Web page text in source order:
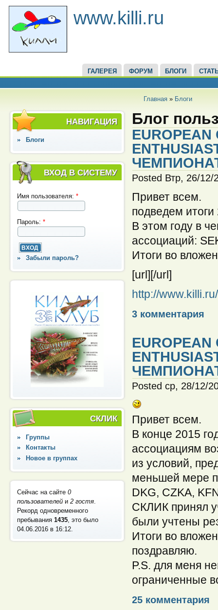
www.killi.ru
ГАЛЕРЕЯ ФОРУМ БЛОГИ
Главная» Блоги
НАВИГАЦИЯ
Блоги
ВХОД В СИСТЕМУ
Имя пользователя:*
Пароль:*
Забыли пароль?
СКЛИК
Группы
Контакты
Новое в группах
Сейчас на сайте0
пользователей и2 гостя
Рекорд одновременного
пребывания1435 , это было
04.06.2016 в 16:12
Блог
Posted Втр, 26/
Привет всем.
подведем итоги
В этом году в
ассоциаций:
Итоги во
[url] [/url]
http://
3 комментария
Posted ср, 28/12/
Привет всем.
В конце 2015
ассоциациям
из условий,
меньшей мере
DKG, CZKA,
СКЛИК принял
были учтены
Итоги во
поздравляю.
P.S. для меня
ограниченные
25 комментария